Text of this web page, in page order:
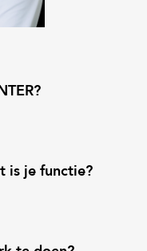
is je functie?